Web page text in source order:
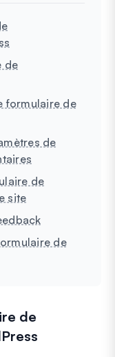
de
formulaire de
de
de
site
de
de